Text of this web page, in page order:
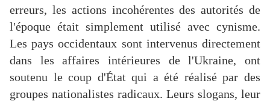
erreurs, les actions incohérentes des autorités de
l'époque était simplement utilisé avec cynisme.
Les pays occidentaux sont intervenus directement
dans les affaires intérieures de l'Ukraine, ont
soutenu le coup d'État qui a été réalisé par des
groupes nationalistes radicaux. Leurs slogans, leur